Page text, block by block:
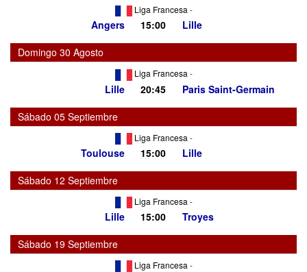
Liga Francesa -
Angers 15:00
Lille
Domingo 30 Agosto
Liga Francesa -
Lille 20:45
Paris Saint-Germain
Sábado 05 Septiembre
Liga Francesa -
Toulouse 15:00
Lille
Sábado 12 Septiembre
Liga Francesa -
Lille 15:00
Troyes
Sábado 19 Septiembre
Liga Francesa -